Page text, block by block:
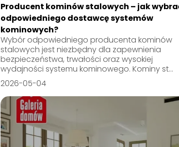
Producent kominów stalowych – jak
odpowiedniego dostawcę systemów
kominowych?
Wybór odpowiedniego producenta kominów
stalowych jest niezbędny dla zapewnienia
bezpieczeństwa, trwałości oraz wysokiej
wydajności systemu kominowego. Kominy st...
2026-05-04